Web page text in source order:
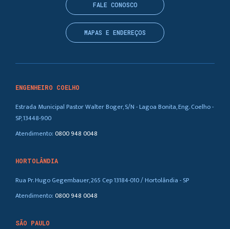
ENGENHEIRO COELHO
Estrada Municipal Pastor Walter Boger, S/N - Lagoa Bonita, Eng. Coelho -
SP, 13448-900
Atendimento:0800 948 0048
HORTOLÂNDIA
Rua Pr. Hugo Gegembauer, 265 Cep 13184-010 / Hortolândia - SP
Atendimento:0800 948 0048
SÃO PAULO
FALE CONOSCO
MAPAS E ENDEREÇOS